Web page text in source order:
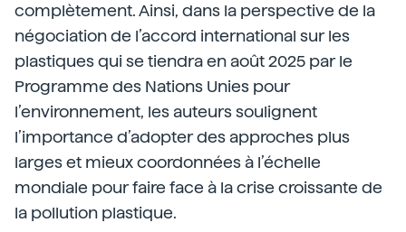
complètement. Ainsi, dans la perspective de la
négociation de l’accord international sur les
plastiques qui se tiendra en août 2025 par le
Programme des Nations Unies pour
l’environnement, les auteurs soulignent
l’importance d’adopter des approches plus
larges et mieux coordonnées à l’échelle
mondiale pour faire face à la crise croissante de
la pollution plastique.